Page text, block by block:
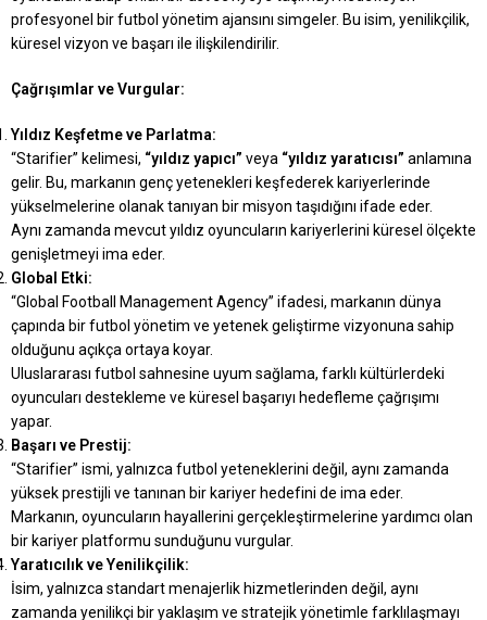
profesyonel bir futbol yönetim ajansını simgeler. Bu isim, yenilikçilik,
küresel vizyon ve başarı ile ilişkilendirilir.
Çağrışımlar ve Vurgular:
Yıldız Keşfetme ve Parlatma:
“Starifier” kelimesi, “yıldız yapıcı” veya “yıldız yaratıcısı” anlamına
gelir. Bu, markanın genç yetenekleri keşfederek kariyerlerinde
yükselmelerine olanak tanıyan bir misyon taşıdığını ifade eder.
Aynı zamanda mevcut yıldız oyuncuların kariyerlerini küresel ölçekte
genişletmeyi ima eder.
Global Etki:
“Global Football Management Agency” ifadesi, markanın dünya
çapında bir futbol yönetim ve yetenek geliştirme vizyonuna sahip
olduğunu açıkça ortaya koyar.
Uluslararası futbol sahnesine uyum sağlama, farklı kültürlerdeki
oyuncuları destekleme ve küresel başarıyı hedefleme çağrışımı
yapar.
Başarı ve Prestij:
“Starifier” ismi, yalnızca futbol yeteneklerini değil, aynı zamanda
yüksek prestijli ve tanınan bir kariyer hedefini de ima eder.
Markanın, oyuncuların hayallerini gerçekleştirmelerine yardımcı olan
bir kariyer platformu sunduğunu vurgular.
Yaratıcılık ve Yenilikçilik:
İsim, yalnızca standart menajerlik hizmetlerinden değil, aynı
zamanda yenilikçi bir yaklaşım ve stratejik yönetimle farklılaşmayı